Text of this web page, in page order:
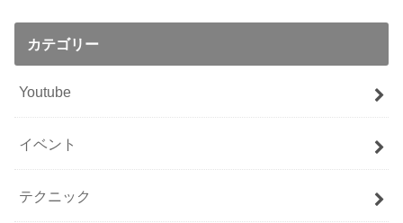
カテゴリー
Youtube
イベント
テクニック